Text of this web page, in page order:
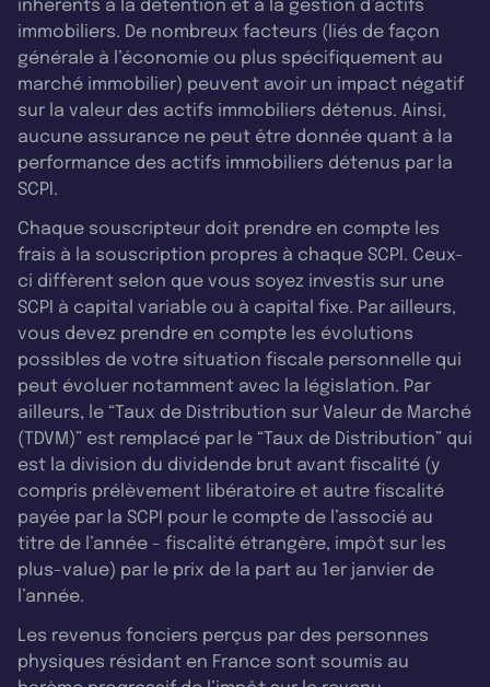
inhérents à la détention et à la gestion d’actifs
immobiliers. De nombreux facteurs (liés de façon
générale à l’économie ou plus spécifiquement au
marché immobilier) peuvent avoir un impact négatif
sur la valeur des actifs immobiliers détenus. Ainsi,
aucune assurance ne peut être donnée quant à la
performance des actifs immobiliers détenus par la
SCPI.
Chaque souscripteur doit prendre en compte les
frais à la souscription propres à chaque SCPI. Ceux-
ci diffèrent selon que vous soyez investis sur une
SCPI à capital variable ou à capital fixe. Par ailleurs,
vous devez prendre en compte les évolutions
possibles de votre situation fiscale personnelle qui
peut évoluer notamment avec la législation. Par
ailleurs, le “Taux de Distribution sur Valeur de Marché
(TDVM)” est remplacé par le “Taux de Distribution” qui
est la division du dividende brut avant fiscalité (y
compris prélèvement libératoire et autre fiscalité
payée par la SCPI pour le compte de l’associé au
titre de l’année - fiscalité étrangère, impôt sur les
plus-value) par le prix de la part au 1er janvier de
l’année.
Les revenus fonciers perçus par des personnes
physiques résidant en France sont soumis au